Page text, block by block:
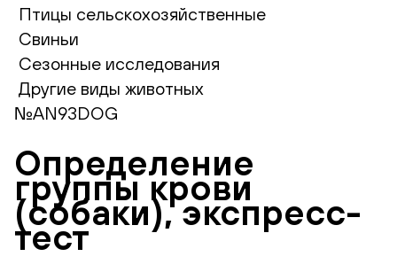
Птицы сельскохозяйственные
Свиньи
Сезонные исследования
Другие виды животных
№AN93DOG
Определение
группы крови
(собаки), экспресс-
тест